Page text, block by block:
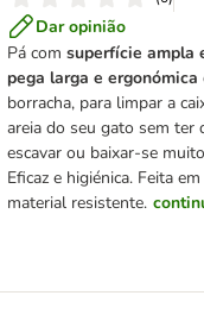
Dar opinião
Pá com superfície ampla
pega larga e ergonómica
borracha, para limpar a
areia do seu gato sem ter
escavar ou baixar-se
Eficaz e higiénica. Feita em
material resistente.